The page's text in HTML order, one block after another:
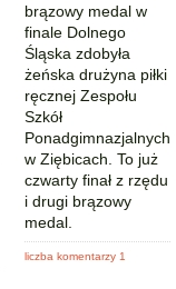
brązowy medal w
finale Dolnego
Śląska zdobyła
żeńska drużyna piłki
ręcznej Zespołu
Szkół
Ponadgimnazjalnych
w Ziębicach. To już
czwarty finał z rzędu
i drugi brązowy
medal.
liczba komentarzy 1